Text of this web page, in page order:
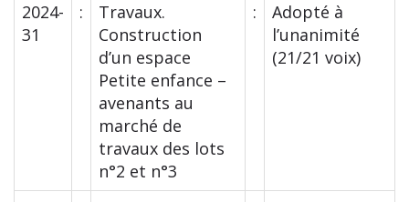
2024-
31
:
Travaux.
Construction
d’un espace
Petite enfance –
avenants au
marché de
travaux des lots
n°2 et n°3
:
Adopté à
l’unanimité
(21/21 voix)